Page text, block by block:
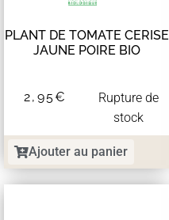
PLANT DE TOMATE CERISE
JAUNE POIRE BIO
2,95€
Rupture de
stock
Ajouter au panier